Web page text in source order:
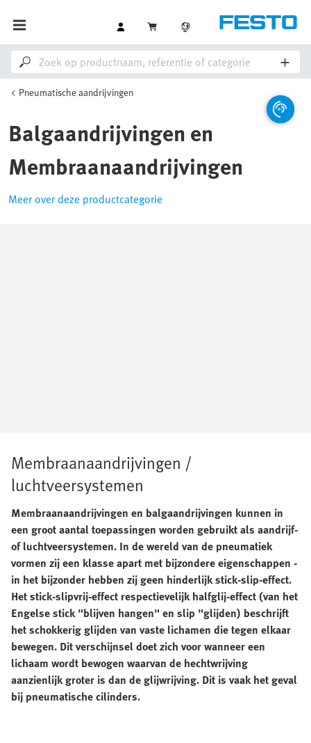
Pneumatische aandrijvingen
Balgaandrijvingen en
Membraanaandrijvingen
Meer over deze productcategorie
Membraanaandrijvingen /
luchtveersystemen
Membraanaandrijvingen en balgaandrijvingen kunnen in
een groot aantal toepassingen worden gebruikt als aandrijf-
of luchtveersystemen. In de wereld van de pneumatiek
vormen zij een klasse apart met bijzondere eigenschappen -
in het bijzonder hebben zij geen hinderlijk stick-slip-effect.
Het stick-slipvrij-effect respectievelijk halfglij-effect (van het
Engelse stick "blijven hangen" en slip "glijden) beschrijft
het schokkerig glijden van vaste lichamen die tegen elkaar
bewegen. Dit verschijnsel doet zich voor wanneer een
lichaam wordt bewogen waarvan de hechtwrijving
aanzienlijk groter is dan de glijwrijving. Dit is vaak het geval
bij pneumatische cilinders.